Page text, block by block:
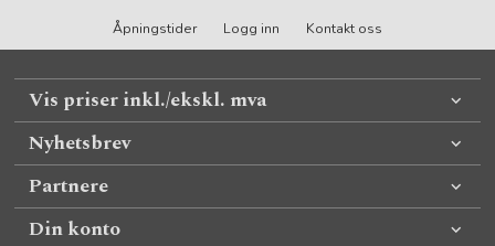
Åpningstider Logg inn Kontakt oss
Vis priser inkl./ekskl. mva
Nyhetsbrev
Partnere
Din konto